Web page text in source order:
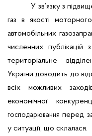
У зв’язку з
газ в якості
автомобільних
численних публікацій
територіальне
України доводить до
всіх можливих
економічної
господарювання перед
у ситуації, що склалася.